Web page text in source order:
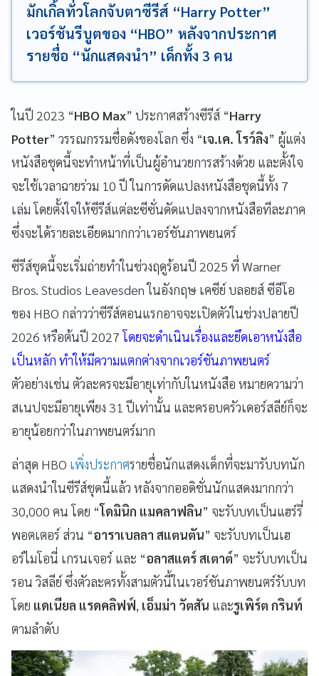
มักเกิ้ลทั่วโลกจับตาซีรีส์ “Harry Potter”
เวอร์ชันรีบูตของ “HBO” หลังจากประกาศ
รายชื่อ “นักแสดงนำ” เด็กทั้ง 3 คน
ในปี 2023 “HBO Max” ประกาศสร้างซีรีส์ “Harry
Potter” วรรณกรรมชื่อดังของโลก ซึ่ง “เจ.เค. โรว์ลิง” ผู้แต่ง
หนังสือชุดนี้จะทำหน้าที่เป็นผู้อำนวยการสร้างด้วย และตั้งใจ
จะใช้เวลาฉายร่วม 10 ปี ในการดัดแปลงหนังสือชุดนี้ทั้ง 7
เล่ม โดยตั้งใจให้ซีรีส์แต่ละซีซั่นดัดแปลงจากหนังสือทีละภาค
ซึ่งจะได้รายละเอียดมากกว่าเวอร์ชันภาพยนตร์
ซีรีส์ชุดนี้จะเริ่มถ่ายทำในช่วงฤดูร้อนปี 2025 ที่ Warner
Bros. Studios Leavesden ในอังกฤษ เคซีย์ บลอยส์ ซีอีโอ
ของ HBO กล่าวว่าซีรีส์ตอนแรกอาจจะเปิดตัวในช่วงปลายปี
2026 หรือต้นปี 2027โดยจะดำเนินเรื่องและยึดเอาหนังสือ
เป็นหลัก ทำให้มีความแตกต่างจากเวอร์ชันภาพยนตร์
ตัวอย่างเช่น ตัวละครจะมีอายุเท่ากับในหนังสือ หมายความว่า
สเนปจะมีอายุเพียง 31 ปีเท่านั้น และครอบครัวเดอร์สลีย์ก็จะ
อายุน้อยกว่าในภาพยนตร์มาก
ล่าสุด HBO เพิ่งประกาศรายชื่อนักแสดงเด็กที่จะมารับบทนัก
แสดงนำในซีรีส์ชุดนี้แล้ว หลังจากออดิชั่นนักแสดงมากกว่า
30,000 คน โดย “โดมินิก แมคลาฟลิน” จะรับบทเป็นแฮร์รี่
พอตเตอร์ ส่วน “อาราเบลลา สแตนตัน” จะรับบทเป็นเฮ
อร์ไมโอนี่ เกรนเจอร์ และ “อลาสแตร์ สเตาต์” จะรับบทเป็น
รอน วิสลีย์ ซึ่งตัวละครทั้งสามตัวนี้ในเวอร์ชันภาพยนตร์รับบท
โดย แดเนียล แรดคลิฟฟ์, เอ็มม่า วัตสัน และรูเพิร์ต กรินท์
ตามลำดับ